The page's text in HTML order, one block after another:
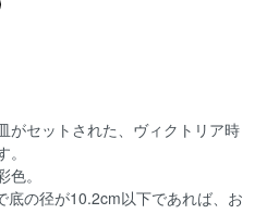
がセットされた、ヴィクトリア時
。
底の径が10.2cm以下であれば、お